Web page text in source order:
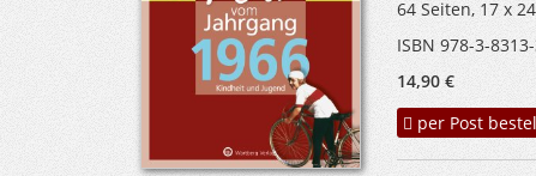
64 Seiten, 17 x
ISBN 978-3-
14,90 €
per Post